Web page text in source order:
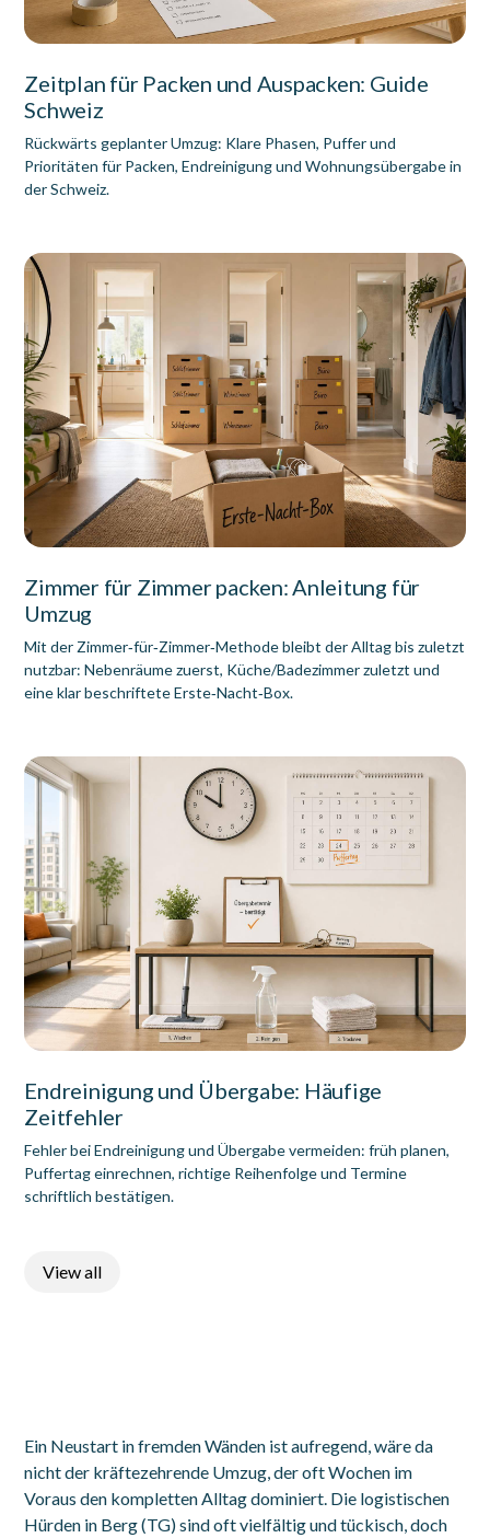
Zeitplan für Packen und Auspacken: Guide
Schweiz
Rückwärts geplanter Umzug: Klare Phasen, Puffer und
Prioritäten für Packen, Endreinigung und Wohnungsübergabe in
der Schweiz.
Zimmer für Zimmer packen: Anleitung für
Umzug
Mit der Zimmer‑für‑Zimmer‑Methode bleibt der Alltag bis zuletzt
nutzbar: Nebenräume zuerst, Küche/Badezimmer zuletzt und
eine klar beschriftete Erste‑Nacht‑Box.
Endreinigung und Übergabe: Häufige
Zeitfehler
Fehler bei Endreinigung und Übergabe vermeiden: früh planen,
Puffertag einrechnen, richtige Reihenfolge und Termine
schriftlich bestätigen.
View all
Ein Neustart in fremden Wänden ist aufregend, wäre da
nicht der kräftezehrende Umzug, der oft Wochen im
Voraus den kompletten Alltag dominiert. Die logistischen
Hürden in Berg (TG) sind oft vielfältig und tückisch, doch